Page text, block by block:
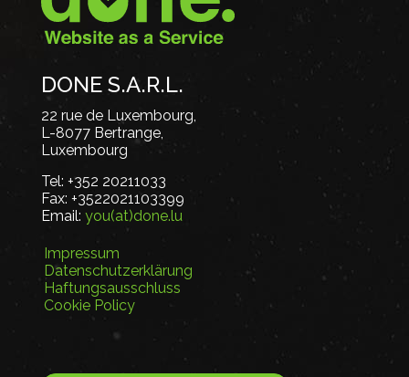
DONE S.A.R.L.
22 rue de Luxembourg,
L-8077 Bertrange,
Luxembourg
Tel: +352 20211033
Fax: +3522021103399
Email: you(at)done.lu
Impressum
Datenschutzerklärung
Haftungsausschluss
Cookie Policy